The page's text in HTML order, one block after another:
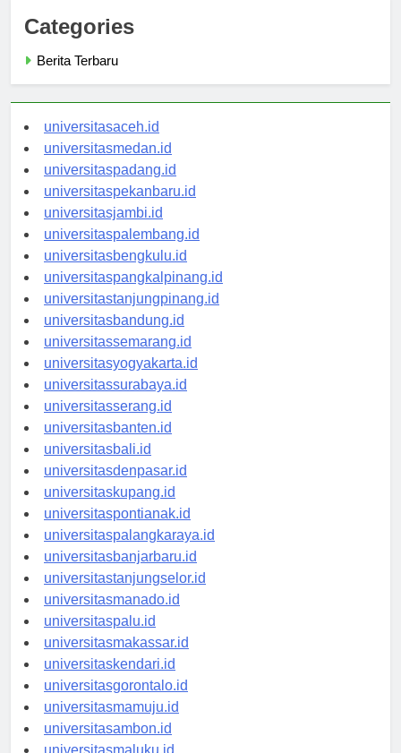
Categories
universitasaceh.id
universitasmedan.id
universitaspadang.id
universitaspekanbaru.id
universitasjambi.id
universitaspalembang.id
universitasbengkulu.id
universitaspangkalpinang.id
universitastanjungpinang.id
universitasbandung.id
universitassemarang.id
universitasyogyakarta.id
universitassurabaya.id
universitasserang.id
universitasbanten.id
universitasbali.id
universitasdenpasar.id
universitaskupang.id
universitaspontianak.id
universitaspalangkaraya.id
universitasbanjarbaru.id
universitastanjungselor.id
universitasmanado.id
universitaspalu.id
universitasmakassar.id
universitaskendari.id
universitasgorontalo.id
universitasmamuju.id
universitasambon.id